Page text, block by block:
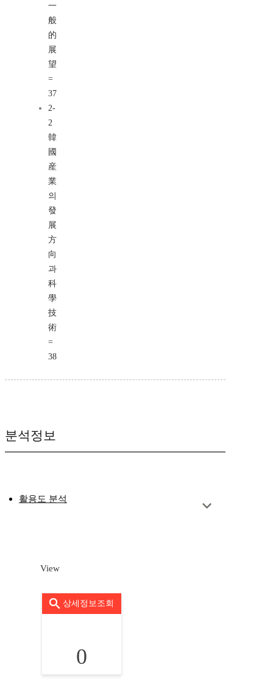
一
般
的
展
望
=
37
2-
2
韓
國
産
業
의
發
展
方
向
과
科
學
技
術
=
38
분석정보
활용도 분석
View
상세정보조회
0